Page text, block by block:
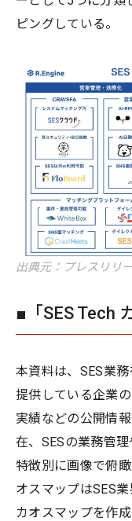
ピングしている。
出典元：プレスリリ
■「SES Tech
本資料は、SES業
提供している企業
実績などの公開情
在、SESの業務管
特徴別に画像で俯
オスマップはSES
カオスマップを作